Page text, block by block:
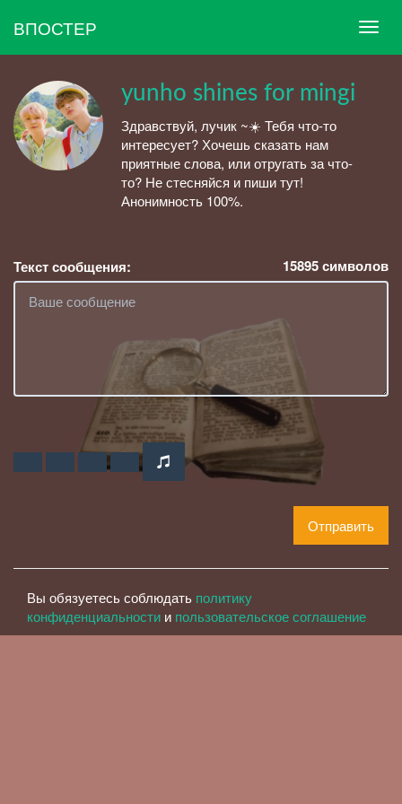
ВПОСТЕР
yunho shines for mingi
Здравствуй, лучик ~☀️ Тебя что-то
интересует? Хочешь сказать нам
приятные слова, или отругать за что-
то? Не стесняйся и пиши тут!
Анонимность 100%.
Текст сообщения: 15895символов
Отправить
Вы обязуетесь соблюдать политику
конфиденциальности и пользовательское соглашение